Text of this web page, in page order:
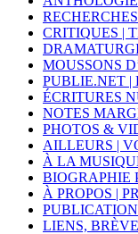
CRITIQUES |
MOUSSONS
PUBLIE.NET |
ÉCRITURES
NOTES
PHOTOS &
AILLEURS |
À LA
BIOGRAPHIE
À PROPOS |
LIENS,